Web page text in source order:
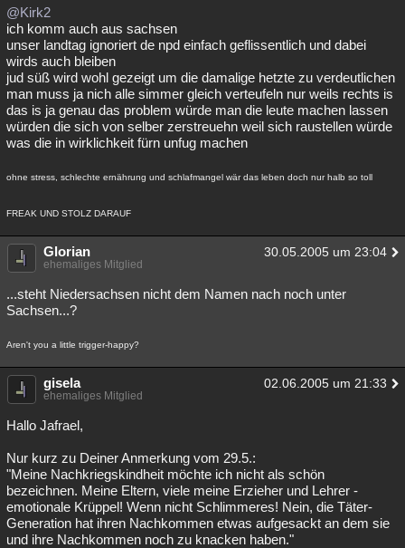
Übersichten
Besucht Teilgenommen Alle Neue Geschlossen
Lesenswert Schlüsselwörter
@Kirk2
ich komm auch aus sachsen
unser landtag ignoriert de npd einfach geflissentlich und dabei
wirds auch bleiben
jud süß wird wohl gezeigt um die damalige hetzte zu verdeutlichen
man muss ja nich alle simmer gleich verteufeln nur weils rechts is
das is ja genau das problem würde man die leute machen lassen
würden die sich von selber zerstreuehn weil sich raustellen würde
was die in wirklichkeit fürn unfug machen
ohne stress, schlechte ernährung und schlafmangel wär das leben doch nur halb so toll
FREAK UND STOLZ DARAUF
Glorian 30.05.2005 um 23:04
ehemaliges Mitglied
...steht Niedersachsen nicht dem Namen nach noch unter
Sachsen...?
Aren't you a little trigger-happy?
gisela 02.06.2005 um 21:33
ehemaliges Mitglied
Hallo Jafrael,
Nur kurz zu Deiner Anmerkung vom 29.5.:
"Meine Nachkriegskindheit möchte ich nicht als schön
bezeichnen. Meine Eltern, viele meine Erzieher und Lehrer -
emotionale Krüppel! Wenn nicht Schlimmeres! Nein, die Täter-
Generation hat ihren Nachkommen etwas aufgesackt an dem sie
und ihre Nachkommen noch zu knacken haben."